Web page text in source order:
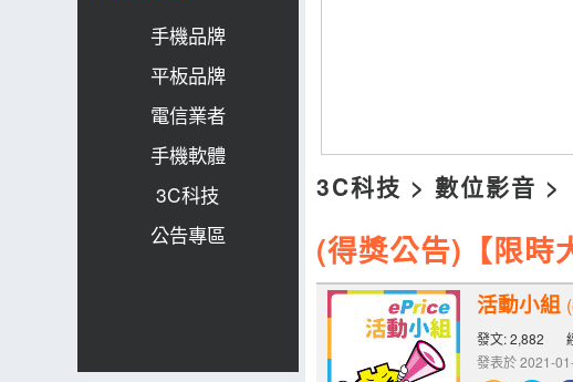
手機品牌
平板品牌
電信業者
手機軟體
3C科技
公告專區
3C科技 > 數位影音 >
(得獎公告)【限時
活動小組
發文: 2,882
發表於 2021-